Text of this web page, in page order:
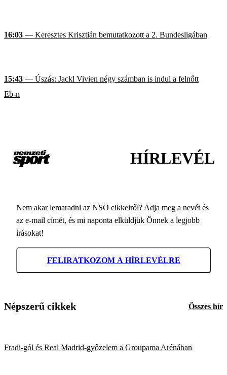
16:03 — Keresztes Krisztián bemutatkozott a 2. Bundesligában
15:43 — Úszás: Jackl Vivien négy számban is indul a felnőtt
Eb-n
HÍRLEVÉL
Nem akar lemaradni az NSO cikkeiről? Adja meg a nevét és
az e-mail címét, és mi naponta elküldjük Önnek a legjobb
írásokat!
FELIRATKOZOM A HÍRLEVÉLRE
Népszerű cikkek Összes hír
Fradi-gól és Real Madrid-győzelem a Groupama Arénában